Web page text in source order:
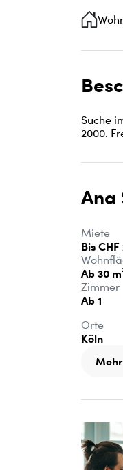
Suche
2000.
Ana
Miete
Bis
Ab 30
Zimmer
Ab 1
Orte
Köln